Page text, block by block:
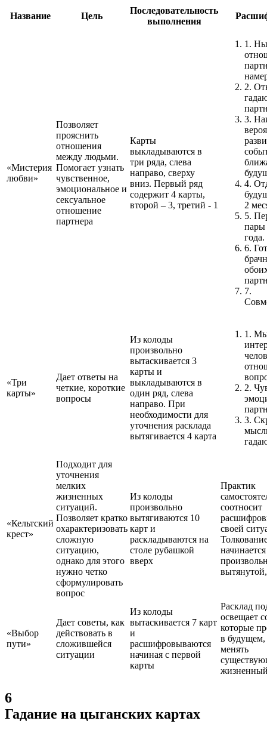
Название Цель
Последовательность
выполнения
«Мистерия
любви»
Позволяет
прояснить
отношения
между людьми.
Помогает узнать
чувственное,
эмоциональное и
сексуальное
отношение
партнера
Карты
выкладываются в
три ряда, слева
направо, сверху
вниз. Первый ряд
содержит 4 карты,
второй – 3, третий - 1
1.
2.
3.
4.
2
5.
пары
года.
6.
7.
«Три
карты»
Дает ответы на
четкие, короткие
вопросы
Из колоды
произвольно
вытаскивается 3
карты и
выкладываются в
один ряд, слева
направо. При
необходимости для
уточнения расклада
вытягивается 4 карта
1.
2.
3.
«Кельтский
крест»
Подходит для
уточнения
мелких
жизненных
ситуаций.
Позволяет кратко
охарактеризовать
сложную
ситуацию,
однако для этого
нужно четко
сформулировать
вопрос
Из колоды
произвольно
вытягиваются 10
карт и
раскладываются на
столе рубашкой
вверх
Практик
соотносит
своей
«Выбор
пути»
Дает советы, как
действовать в
сложившейся
ситуации
Из колоды
вытаскивается 7 карт
и
расшифровываются
начиная с первой
карты
Расклад
освещает
которые
в будущем,
менять
6
Гадание на цыганских картах